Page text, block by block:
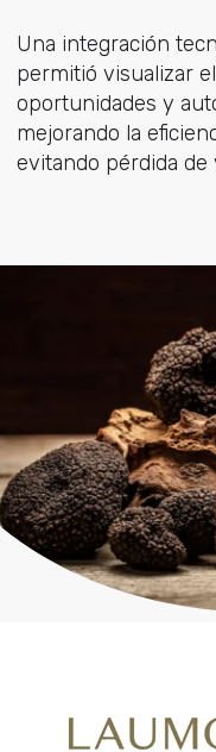
Una integración
permitió visualizar
oportunidades y
mejorando la
evitando pérdida